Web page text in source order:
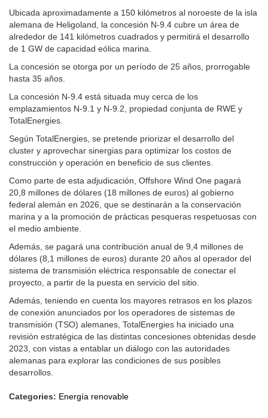
Ubicada aproximadamente a 150 kilómetros al noroeste de la isla
alemana de Heligoland, la concesión N-9.4 cubre un área de
alrededor de 141 kilómetros cuadrados y permitirá el desarrollo
de 1 GW de capacidad eólica marina.
La concesión se otorga por un período de 25 años, prorrogable
hasta 35 años.
La concesión N-9.4 está situada muy cerca de los
emplazamientos N-9.1 y N-9.2, propiedad conjunta de RWE y
TotalEnergies.
Según TotalEnergies, se pretende priorizar el desarrollo del
cluster y aprovechar sinergias para optimizar los costos de
construcción y operación en beneficio de sus clientes.
Como parte de esta adjudicación, Offshore Wind One pagará
20,8 millones de dólares (18 millones de euros) al gobierno
federal alemán en 2026, que se destinarán a la conservación
marina y a la promoción de prácticas pesqueras respetuosas con
el medio ambiente.
Además, se pagará una contribución anual de 9,4 millones de
dólares (8,1 millones de euros) durante 20 años al operador del
sistema de transmisión eléctrica responsable de conectar el
proyecto, a partir de la puesta en servicio del sitio.
Además, teniendo en cuenta los mayores retrasos en los plazos
de conexión anunciados por los operadores de sistemas de
transmisión (TSO) alemanes, TotalEnergies ha iniciado una
revisión estratégica de las distintas concesiones obtenidas desde
2023, con vistas a entablar un diálogo con las autoridades
alemanas para explorar las condiciones de sus posibles
desarrollos.
Categories: Energía renovable